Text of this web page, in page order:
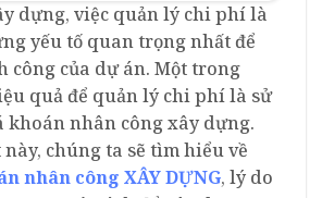
dựng, việc quản lý chi phí là
yếu tố quan trọng nhất để
công của dự án. Một trong
quả để quản lý chi phí là sử
khoán nhân công xây dựng.
chúng ta sẽ tìm hiểu về
nhân công XÂY DỰNG, lý do